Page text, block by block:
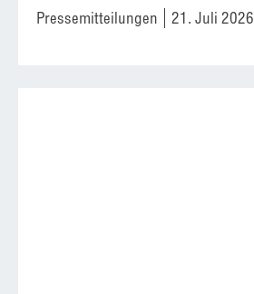
Pressemitteilungen 21. Juli 2026